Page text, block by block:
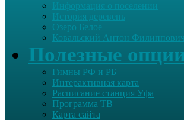
Информация о поселении
История деревень
Озеро Белое
Ковальский Антон Филиппович
Полезные
Гимны РФ и РБ
Интерактивная карта
Расписание станция Уфа
Программа ТВ
Карта сайта